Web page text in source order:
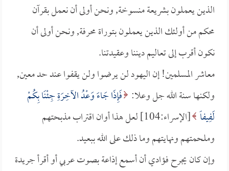
الذين يعملون بشريعة منسوخة, ونحن أولى أن نعمل بقرآن
محكم من أولئك الذين يعملون بتوراة محرفة, ونحن أولى أن
نكون أقرب إلى تعاليم ديننا وعقيدتنا.
معاشر المسلمين! إن اليهود لن يرضوا ولن يقفوا عند حد معين,
ولكنها سنة الله جل وعلا: فَإِذَا جَاءَ وَعْدُ الآخِرَةِ جِئْنَا بِكُمْ
لَفِيفاً
[الإسراء:104] لعل هذا أوان اقتراب مذبحتهم
وملحمتهم ونهايتهم وما ذلك على الله ببعيد.
وإن كان يجرح فؤادي أن أسمع إذاعة بصوت عربي أو أقرأ جريدة